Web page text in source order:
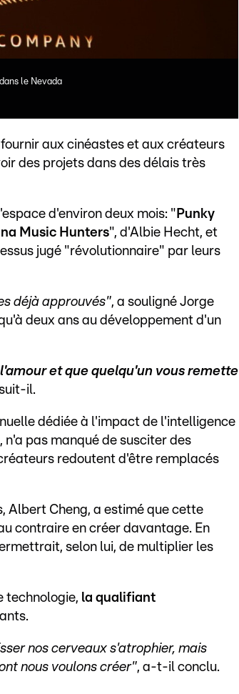
le Nevada
aux cinéastes et aux créateurs
des projets dans des délais très
d'environ deux mois: " Punky
Music Hunters", d'Albie Hecht, et
jugé "révolutionnaire" par leurs
déjà approuvés", a souligné Jorge
deux ans au développement d'un
et que quelqu'un vous remette
il.
dédiée à l'impact de l'intelligence
pas manqué de susciter des
redoutent d'être remplacés
Albert Cheng, a estimé que cette
contraire en créer davantage. En
selon lui, de multiplier les
technologie, la qualifiant
nos cerveaux s'atrophier, mais
nous voulons créer", a-t-il conclu.